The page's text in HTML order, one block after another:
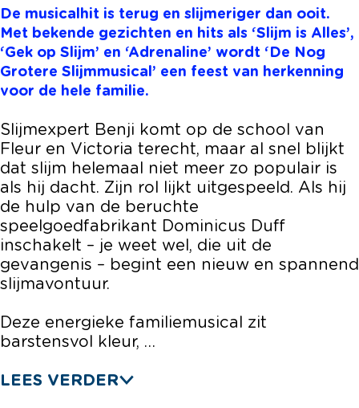
r
o
t
e
r
S
l
i
j
m
m
u
s
a
l
g
G
r
o
t
r
e
S
l
i
j
m
m
u
i
c
l
ó
g
G
r
o
e
r
e
S
l
i
j
m
m
s
i
a
r
o
t
e
r
S
i
j
m
m
u
s
i
a
l
N
ó
g
G
r
t
e
r
e
S
l
i
m
u
s
c
De musicalhit is terug en slijmeriger dan ooit.
Met bekende gezichten en hits als ‘Slijm is Alles’,
‘Gek op Slijm’ en ‘Adrenaline’ wordt ‘De Nog
Grotere Slijmmusical’ een feest van herkenning
voor de hele familie.
Slijmexpert Benji komt op de school van
Fleur en Victoria terecht, maar al snel blijkt
dat slijm helemaal niet meer zo populair is
als hij dacht. Zijn rol lijkt uitgespeeld. Als hij
de hulp van de beruchte
speelgoedfabrikant Dominicus Duff
inschakelt – je weet wel, die uit de
gevangenis – begint een nieuw en spannend
slijmavontuur.
Deze energieke familiemusical zit
barstensvol kleur, …
LEES VERDER